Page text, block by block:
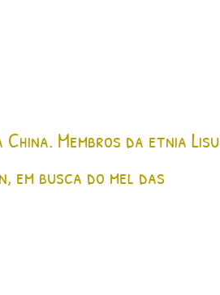
Membros da etnia Lisu
em busca do mel das